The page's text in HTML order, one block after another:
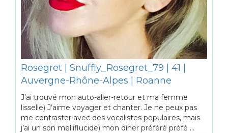
Rosegret | Snuffly_Rosegret_79 | 41 |
Auvergne-Rhône-Alpes | Roanne
J’ai trouvé mon auto-aller-retour et ma femme
lisselle) J’aime voyager et chanter. Je ne peux pas
me contraster avec des vocalistes populaires, mais
j’ai un son melliflucide) mon dîner préféré préfé ...